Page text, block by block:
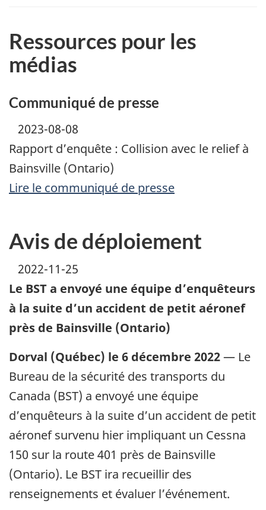
Ressources pour les
médias
Communiqué de presse
2023-08-08
Rapport d’enquête : Collision avec le relief à
Bainsville (Ontario)
Lire le communiqué de presse
Avis de déploiement
2022-11-25
Le BST a envoyé une équipe d’enquêteurs
à la suite d’un accident de petit aéronef
près de Bainsville (Ontario)
Dorval (Québec) le 6 décembre 2022— Le
Bureau de la sécurité des transports du
Canada (BST) a envoyé une équipe
d’enquêteurs à la suite d’un accident de petit
aéronef survenu hier impliquant un Cessna
150 sur la route 401 près de Bainsville
(Ontario). Le BST ira recueillir des
renseignements et évaluer l’événement.